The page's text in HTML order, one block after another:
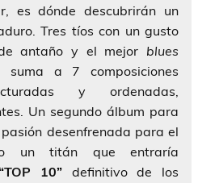
es dónde descubrirán un
Tres tíos con un gusto
antaño y el mejor blues
a 7 composiciones
y ordenadas,
Un segundo álbum para
desenfrenada para el
un titán que entraría
10”definitivo de los